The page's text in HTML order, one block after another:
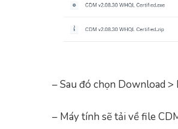
– Sau đó chọn Download
– Máy tính sẽ tải về file